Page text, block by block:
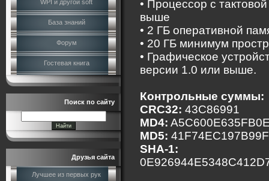
WPI и другой soft
База знаний
Форум
Гостевая книга
Поиск по сайту
Друзья сайта
Лучшее из первых рук
• Процессор с
выше
• 2 ГБ оперативной
• 20 ГБ минимум
• Графическое
версии 1.0 или выше.
Контрольные суммы:
CRC32: 43C86991
MD4:
MD5:
SHA-1: